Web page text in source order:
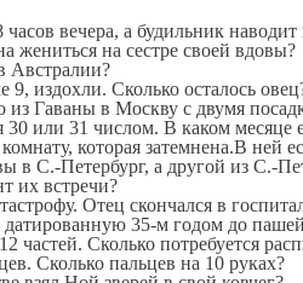
вечера, а будильник
жениться на сестре своей вдовы?
Австралии?
издохли. Сколько осталось
из Гаваны в Москву с двумя
или 31 числом. В каком месяце
которая затемнена.В ней
в С.-Петербург, а другой из С.-
их встречи?
Отец скончался в
35-м годом до
частей. Сколько потребуется
Сколько пальцев на 10 руках?